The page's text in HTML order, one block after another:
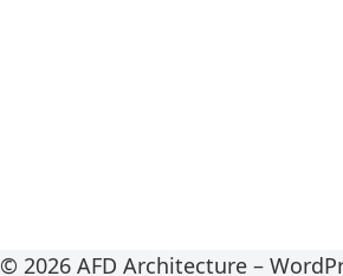
© 2026 AFD Architecture –